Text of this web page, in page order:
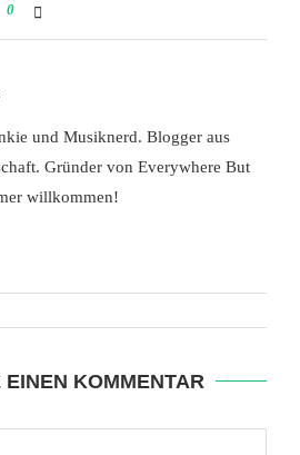
0
und Musiknerd. Blogger aus
Gründer von Everywhere But
willkommen!
EINEN KOMMENTAR